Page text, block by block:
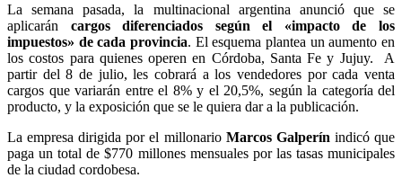
La semana pasada, la multinacional argentina anunció que se
aplicarán cargos diferenciados según el «impacto de los
impuestos» de cada provincia. El esquema plantea un aumento en
los costos para quienes operen en Córdoba, Santa Fe y Jujuy. A
partir del 8 de julio, les cobrará a los vendedores por cada venta
cargos que variarán entre el 8% y el 20,5%, según la categoría del
producto, y la exposición que se le quiera dar a la publicación.
La empresa dirigida por el millonarioMarcos Galperín indicó que
paga un total de $770 millones mensuales por las tasas municipales
de la ciudad cordobesa.